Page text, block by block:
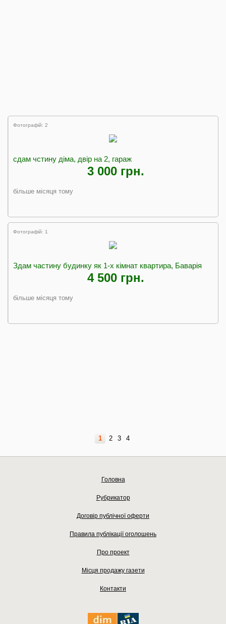
Фотографій: 2
сдам чстину діма, двір на 2, гараж
3 000 грн.
більше місяця тому
Фотографій: 1
Здам частину будинку як 1-х кімнат квартира, Баварія
4 500 грн.
більше місяця тому
1 2 3 4
Головна
Рубрикатор
Договір публічної оферти
Правила публікації оголошень
Про проект
Місця продажу газети
Контакти